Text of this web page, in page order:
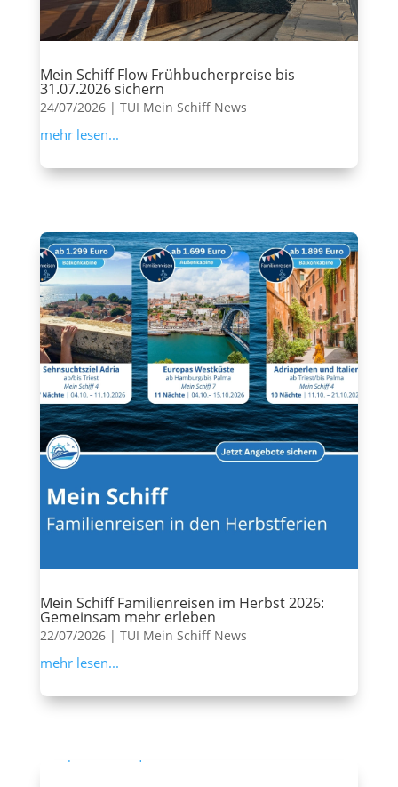
Mein Schiff Flow Frühbucherpreise bis
31.07.2026 sichern
24/07/2026| TUI Mein Schiff News
mehr lesen...
Mein Schiff Familienreisen im Herbst 2026:
Gemeinsam mehr erleben
22/07/2026| TUI Mein Schiff News
mehr lesen...